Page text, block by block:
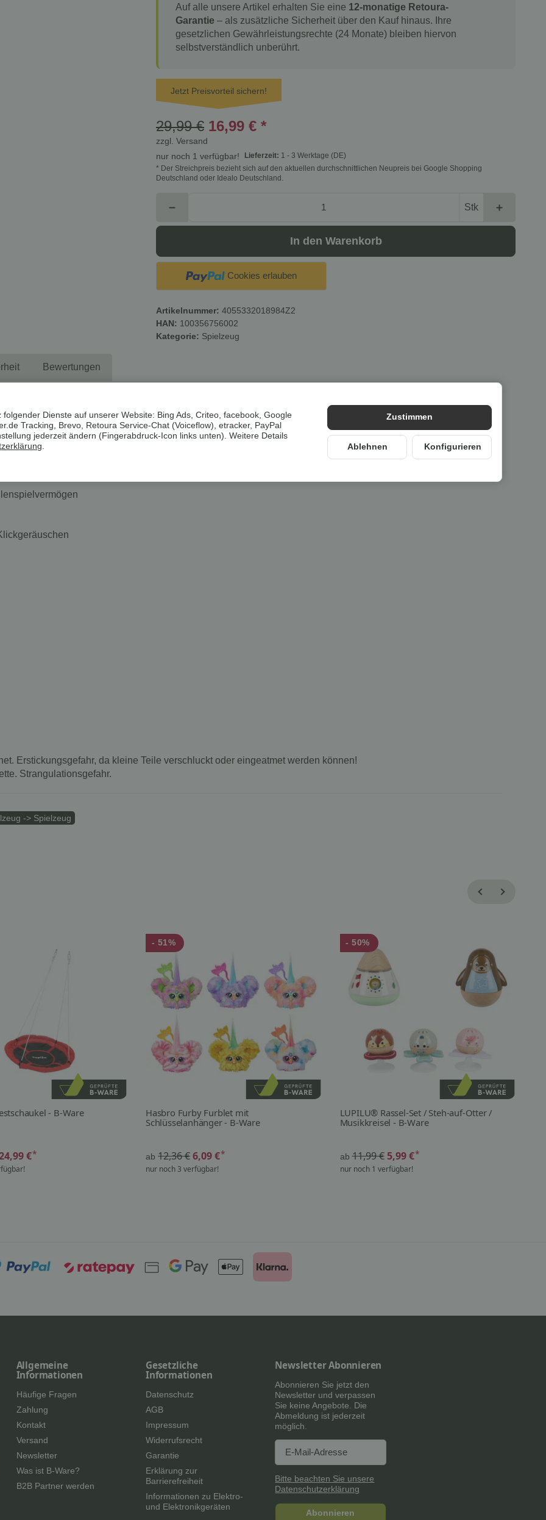
Auf alle unsere Artikel erhalten Sie eine 12-monatige Retoura-
Garantie – als zusätzliche Sicherheit über den Kauf hinaus. Ihre
gesetzlichen Gewährleistungsrechte (24 Monate) bleiben hiervon
selbstverständlich unberührt.
Jetzt Preisvorteil sichern!
29,99 € 16,99 € *
zzgl. Versand
nur noch 1 verfügbar!
Lieferzeit: 1 - 3 Werktage (DE)
* Der Streichpreis bezieht sich auf den aktuellen durchschnittlichen Neupreis bei Google Shopping
Deutschland oder Idealo Deutschland.
Stk
In den Warenkorb
Cookies erlauben
Artikelnummer: 4055332018984Z2
HAN: 100356756002
Kategorie: Spielzeug
Bewertungen
Originalkarton des Herstellers.
Erstickungsgefahr, da kleine Teile verschluckt oder eingeatmet werden können!
Strangulationsgefahr.
-> Spielzeug
- B-Ware
€*
- 51%
Hasbro Furby Furblet mit
Schlüsselanhänger - B-Ware
ab 12,36 €6,09 €*
nur noch 3 verfügbar!
- 50%
LUPILU® Rassel-Set / Steh-auf-Otter /
Musikkreisel - B-Ware
ab 11,99 € 5,99 €*
nur noch 1 verfügbar!
Allgemeine
Informationen
Häufige Fragen
Zahlung
Kontakt
Versand
Newsletter
Was ist B-Ware?
B2B Partner werden
Gesetzliche
Informationen
Datenschutz
AGB
Impressum
Widerrufsrecht
Garantie
Erklärung zur
Barrierefreiheit
Informationen zu Elektro-
und Elektronikgeräten
Newsletter Abonnieren
Abonnieren Sie jetzt den
Newsletter und verpassen
Sie keine Angebote. Die
Abmeldung ist jederzeit
möglich.
Newsletter Abonnieren
Newsletter Abonnieren
Bitte beachten Sie unsere
Datenschutzerklärung
Abonnieren
Zustimmen
Ablehnen Konfigurieren
Dienste auf unserer Website: Bing Ads, Criteo, facebook, Google
Tracking, Brevo, Retoura Service-Chat (Voiceflow), etracker, PayPal
jederzeit ändern (Fingerabdruck-Icon links unten). Weitere Details
.